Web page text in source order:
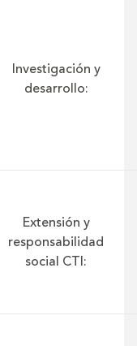
Investigación y
desarrollo:
Extensión y
responsabilidad
social CTI: